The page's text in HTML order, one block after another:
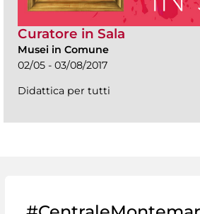
Curatore in Sala
Musei in Comune
02/05 - 03/08/2017
Didattica per tutti